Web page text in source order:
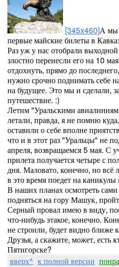
[345x460]А мы
первые майские билеты в
Раз уж у нас отобрали
злостно перенесли его на 10
отдохнуть, прямо до
нужно срочно поднимать себе
на будущее. Это мы и сделали,
путешествие. :)
Летим "Уральскими
летали, правда, я не помню
оставили о себе вполне
что и в этот раз "Уральцы" не
апреля, возвращаемся 5 мая. С
прилета получается четыре с
дня. Маловато, конечно, но
в это время поедет на
В наших планах осмотреть
подняться на гору Машук,
Серный провал имею в виду,
что-нибудь этакое, конечно.
не строили, будет видно ближе
Друзья, а скажите, может, есть
Пятигорске?
вверх^ к полной версии